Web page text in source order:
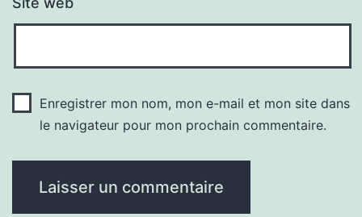
Enregistrer mon nom, mon e-mail et mon site dans
le navigateur pour mon prochain commentaire.